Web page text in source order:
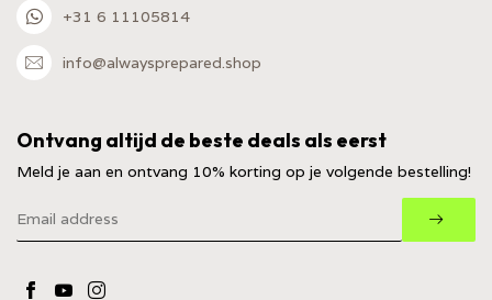
+31 6 11105814
info@alwaysprepared.shop
Ontvang altijd de beste deals als eerst
Meld je aan en ontvang 10% korting op je volgende bestelling!